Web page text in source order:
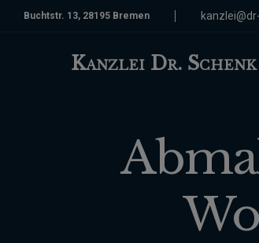
Buchtstr. 13, 28195 Bremen
Kanzlei Dr. Schenk